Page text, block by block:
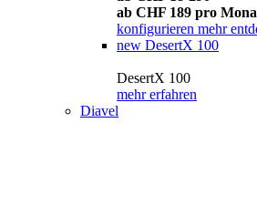
ab CHF 189 pro
konfigurieren mehr
new DesertX 100
DesertX 100
mehr erfahren
Diavel